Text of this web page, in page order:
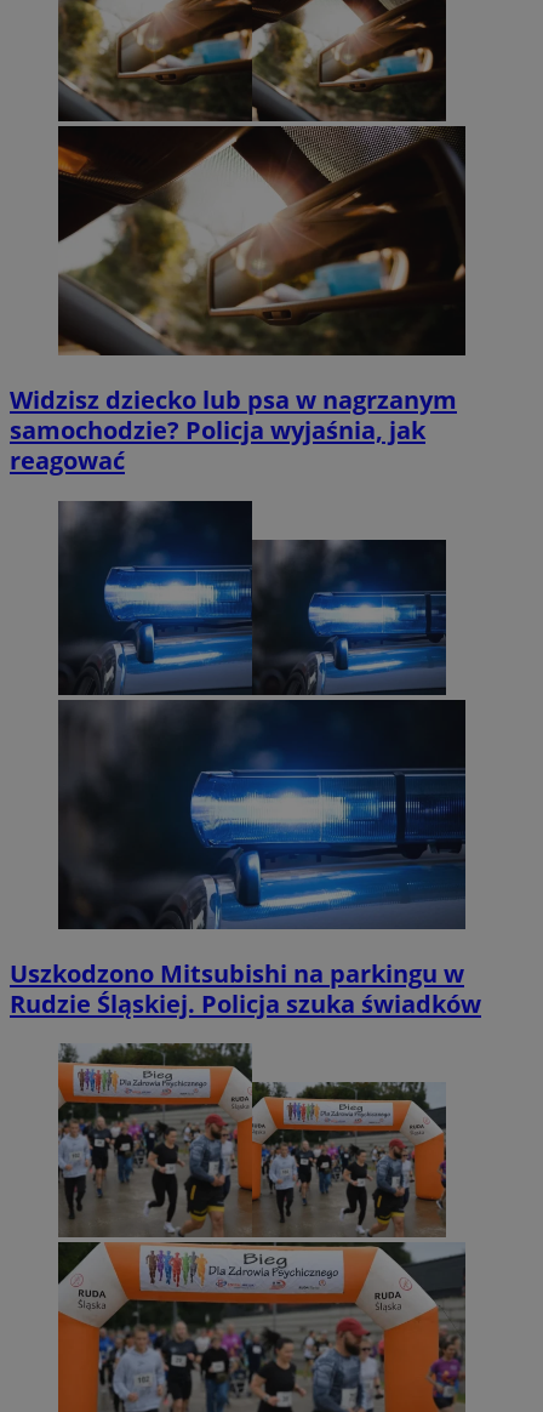
Widzisz dziecko lub psa w nagrzanym
samochodzie? Policja wyjaśnia, jak
reagować
Uszkodzono Mitsubishi na parkingu w
Rudzie Śląskiej. Policja szuka świadków